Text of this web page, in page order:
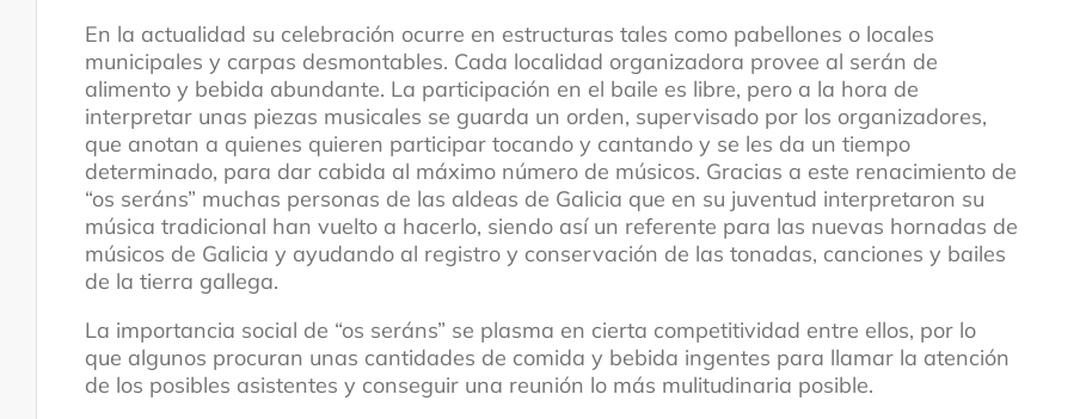
En la actualidad su celebración ocurre en estructuras tales como pabellones o locales
municipales y carpas desmontables. Cada localidad organizadora provee al serán de
alimento y bebida abundante. La participación en el baile es libre, pero a la hora de
interpretar unas piezas musicales se guarda un orden, supervisado por los organizadores,
que anotan a quienes quieren participar tocando y cantando y se les da un tiempo
determinado, para dar cabida al máximo número de músicos. Gracias a este renacimiento de
“os seráns” muchas personas de las aldeas de Galicia que en su juventud interpretaron su
música tradicional han vuelto a hacerlo, siendo así un referente para las nuevas hornadas de
músicos de Galicia y ayudando al registro y conservación de las tonadas, canciones y bailes
de la tierra gallega.
La importancia social de “os seráns” se plasma en cierta competitividad entre ellos, por lo
que algunos procuran unas cantidades de comida y bebida ingentes para llamar la atención
de los posibles asistentes y conseguir una reunión lo más mulitudinaria posible.